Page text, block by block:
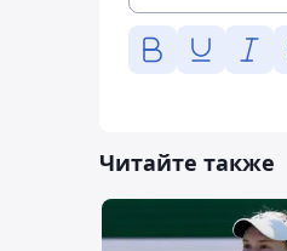
Читайте также